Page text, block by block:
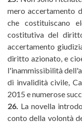
mero accertamento
che costituiscano
costitutiva del
accertamento
diritto azionato, e
l'inammissibilità
di invalidità civile,
2015 e numerose
26. La novella
conto della volontà